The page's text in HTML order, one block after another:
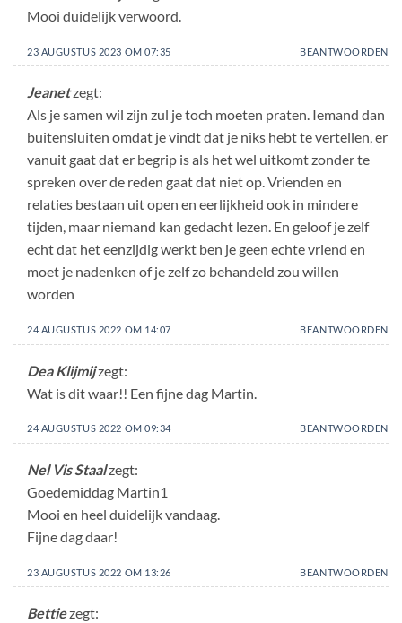
Mooi duidelijk verwoord.
23 AUGUSTUS 2023 OM 07:35 BEANTWOORDEN
Jeanetzegt:
Als je samen wil zijn zul je toch moeten praten. Iemand dan
buitensluiten omdat je vindt dat je niks hebt te vertellen, er
vanuit gaat dat er begrip is als het wel uitkomt zonder te
spreken over de reden gaat dat niet op. Vrienden en
relaties bestaan uit open en eerlijkheid ook in mindere
tijden, maar niemand kan gedacht lezen. En geloof je zelf
echt dat het eenzijdig werkt ben je geen echte vriend en
moet je nadenken of je zelf zo behandeld zou willen
worden
24 AUGUSTUS 2022 OM 14:07 BEANTWOORDEN
Dea Klijmijzegt:
Wat is dit waar!! Een fijne dag Martin.
24 AUGUSTUS 2022 OM 09:34 BEANTWOORDEN
Nel Vis Staalzegt:
Goedemiddag Martin1
Mooi en heel duidelijk vandaag.
Fijne dag daar!
23 AUGUSTUS 2022 OM 13:26 BEANTWOORDEN
Bettiezegt: